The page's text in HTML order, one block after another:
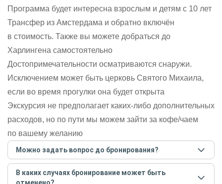
Программа будет интересна взрослым и детям с 10 лет
Трансфер из Амстердама и обратно включён
в стоимость. Также вы можете добраться до
Харлингена самостоятельно
Достопримечательности осматриваются снаружи.
Исключением может быть церковь Святого Михаила,
если во время прогулки она будет открыта
Экскурсия не предполагает каких-либо дополнительных
расходов, но по пути мы можем зайти за кофе/чаем
по вашему желанию
Можно задать вопрос до бронирования?
Достаточно перейти по ссылке «Задать вопрос» и
написать гиду. Платить при этом не нужно. Сначала
В каких случаях бронирование может быть